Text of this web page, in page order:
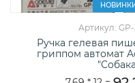
Артикул:
Ручка гелевая
гриппом автомат